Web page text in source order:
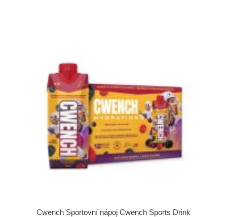
Cwench Sportovní nápoj Cwench Sports Drink